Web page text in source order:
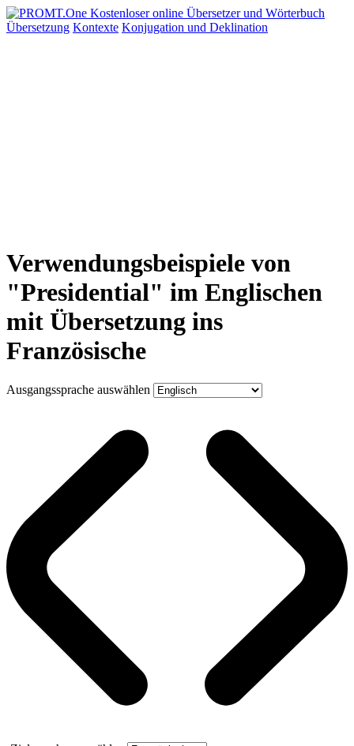
Übersetzung Kontexte Konjugation und Deklination
Verwendungsbeispiele von
"Presidential" im Englischen
mit Übersetzung ins
Französische
Ausgangssprache auswählen